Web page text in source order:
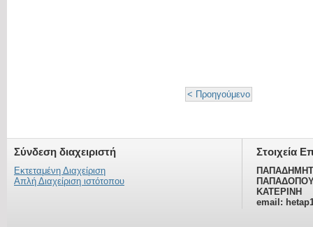
< Προηγούμενο
Σύνδεση διαχειριστή
Εκτεταμένη Διαχείριση
Απλή Διαχείριση ιστότοπου
Στοιχεία
ΚΑΤΕΡΙΝΗ
email: